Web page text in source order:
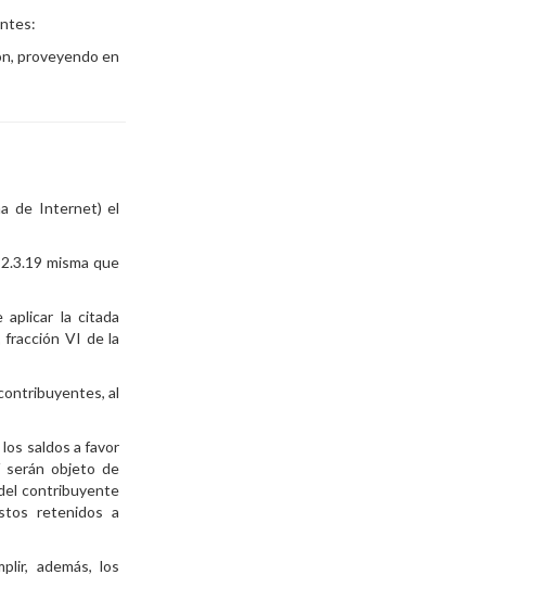
proveyendo en
de Internet) el
misma que
aplicar la citada
fracción VI de la
al
saldos a favor
serán objeto de
contribuyente
retenidos a
además, los